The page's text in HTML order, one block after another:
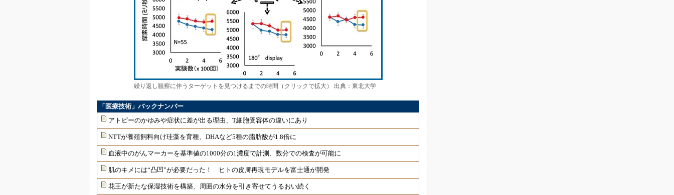
繰り返し観察に伴うターゲットを見つけるまでの時間（クリックで拡大） 出典：東北大学
「医療技術」バックナンバー
アトピーのかゆみや症状に差が出る理由、T細胞受容体の違いにあり
NTTが養殖飼料向け珪藻を育種、DHAなど5種の脂肪酸が1.8倍に
血液中のがんマーカーを基準値の1000分の1濃度で計測、数分での検査が可能に
肌のキメには“凸凹”が必要だった！ ヒトの皮膚再現モデルを富士通が開発
花王が新たな保湿技術を構築、周囲の水分を引き寄せてうるおい続く